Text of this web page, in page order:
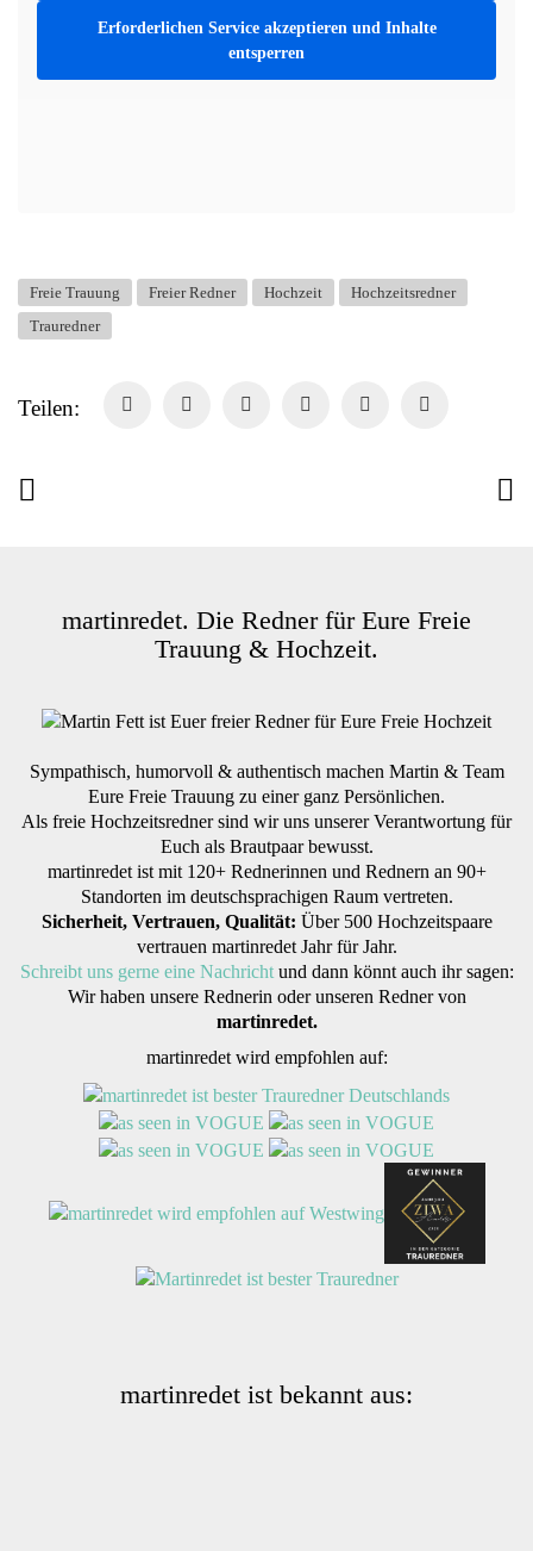
Erforderlichen Service akzeptieren und Inhalte
entsperren
Freie Trauung Freier Redner Hochzeit
Hochzeitsredner
Trauredner
Teilen:
martinredet. Die Redner für Eure Freie
Trauung & Hochzeit.
Sympathisch, humorvoll & authentisch machen Martin & Team
Eure Freie Trauung zu einer ganz Persönlichen.
Als freie Hochzeitsredner sind wir uns unserer Verantwortung für
Euch als Brautpaar bewusst.
martinredet ist mit 120+ Rednerinnen und Rednern an 90+
Standorten im deutschsprachigen Raum vertreten.
Sicherheit, Vertrauen, Qualität: Über 500 Hochzeitspaare
vertrauen martinredet Jahr für Jahr.
Schreibt uns gerne eine Nachrichtund dann könnt auch ihr sagen:
Wir haben unsere Rednerin oder unseren Redner von
martinredet.
martinredet wird empfohlen auf:
martinredet ist bekannt aus: